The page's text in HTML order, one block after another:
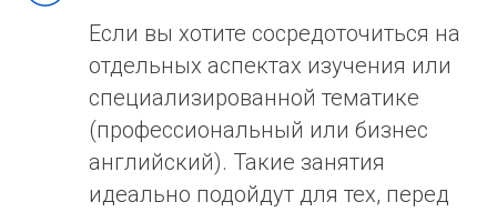
Если вы хотите сосредоточиться на
отдельных аспектах изучения или
специализированной тематике
(профессиональный или бизнес
английский). Такие занятия
идеально подойдут для тех, перед